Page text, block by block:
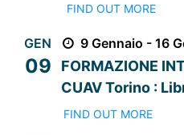
FIND OUT MORE
GEN
09
9 Gennaio - 16
FORMAZIONE
CUAV Torino :
FIND OUT MORE